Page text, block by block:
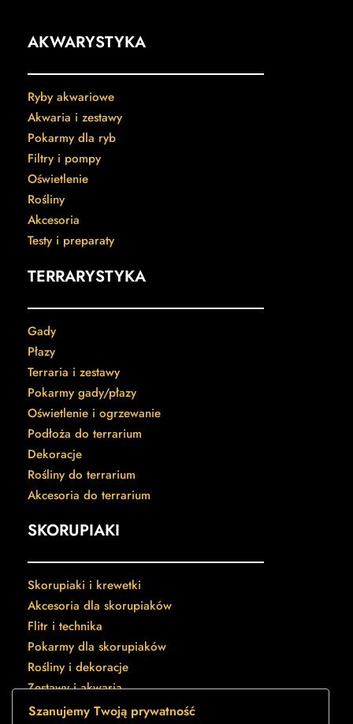
Szanujemy Twoją prywatność
AKWARYSTYKA
Ryby akwariowe
Akwaria i zestawy
Pokarmy dla ryb
Filtry i pompy
Oświetlenie
Rośliny
Akcesoria
Testy i preparaty
TERRARYSTYKA
Gady
Płazy
Terraria i zestawy
Pokarmy gady/płazy
Oświetlenie i ogrzewanie
Podłoża do terrarium
Dekoracje
Rośliny do terrarium
Akcesoria do terrarium
SKORUPIAKI
Skorupiaki i krewetki
Akcesoria dla skorupiaków
Flitr i technika
Pokarmy dla skorupiaków
Rośliny i dekoracje
Zestawy i akwaria